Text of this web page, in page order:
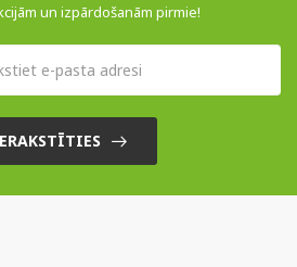
un izpārdošanām pirmie!